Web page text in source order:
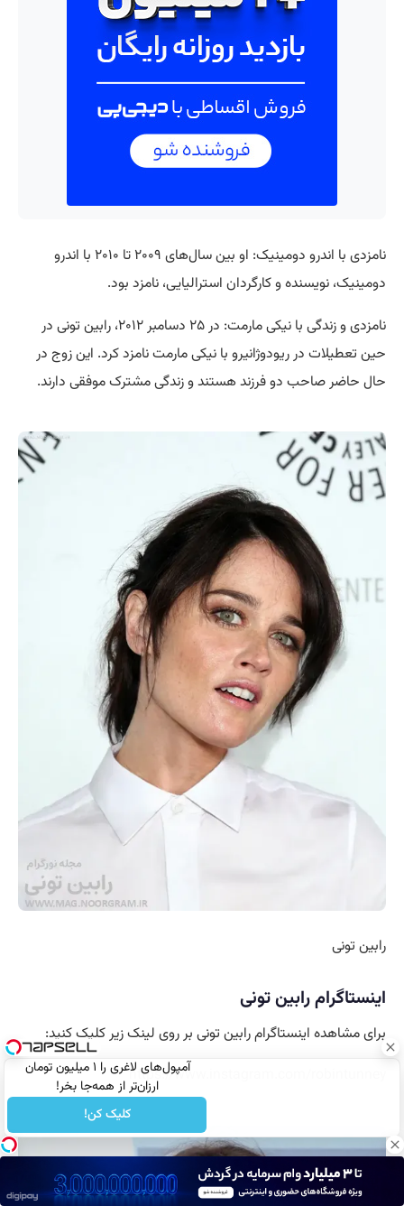
آمپول‌های لاغری را ۱ میلیون تومان
ارزان‌تر از همه‌جا بخر!
کلیک کن!
نامزدی با اندرو دومینیک: او بین سال‌های ۲۰۰۹ تا ۲۰۱۰ با اندرو
دومینیک، نویسنده و کارگردان استرالیایی، نامزد بود.
نامزدی و زندگی با نیکی مارمت: در ۲۵ دسامبر ۲۰۱۲، رابین تونی در
حین تعطیلات در ریودوژانیرو با نیکی مارمت نامزد کرد. این زوج در
حال حاضر صاحب دو فرزند هستند و زندگی مشترک موفقی دارند.
رابین تونی
اینستاگرام رابین تونی
برای مشاهده اینستاگرام رابین تونی بر روی لینک زیر کلیک کنید:
https://www.instagram.com/robintunney